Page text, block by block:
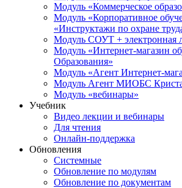
Модуль «Коммерческое
Модуль «Корпоративное
«Инструктажи по охране
Модуль СОУТ + электронная
Модуль «Интернет-магазин
Образования»
Модуль «Агент Интернет-
Модуль Агент МИОБС
Модуль «вебинары»
Учебник
Видео лекции и вебинары
Для чтения
Онлайн-поддержка
Обновления
Системные
Обновление по модулям
Обновление по документам